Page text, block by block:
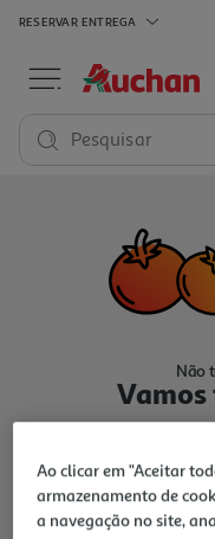
RESERVAR ENTREGA
Pesquisar
Não
Vamos
Ao clicar em "Aceitar
armazenamento de
a navegação no site,